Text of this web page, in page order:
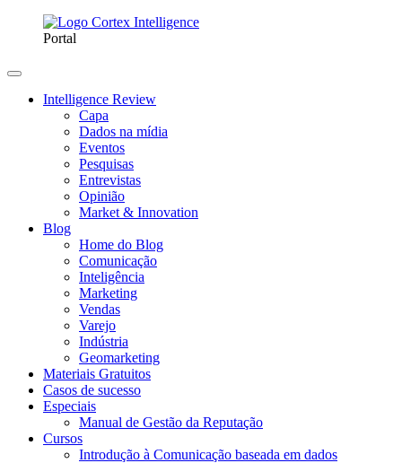
Portal
Intelligence Review
Capa
Dados na mídia
Eventos
Pesquisas
Entrevistas
Opinião
Market & Innovation
Blog
Home do Blog
Comunicação
Inteligência
Marketing
Vendas
Varejo
Indústria
Geomarketing
Materiais Gratuitos
Casos de sucesso
Especiais
Manual de Gestão da Reputação
Cursos
Introdução à Comunicação baseada em dados